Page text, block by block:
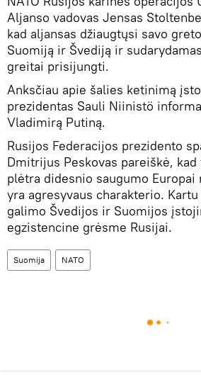
Aljanso vadovas Jensas
kad aljansas džiaugtųsi savo
Suomiją ir Švediją ir
greitai prisijungti.
Anksčiau apie šalies ketinimą
prezidentas Sauli Niinistö
Vladimirą Putiną.
Rusijos Federacijos prezidento
Dmitrijus Peskovas pareiškė,
plėtra didesnio saugumo Europai
yra agresyvaus charakterio.
galimo Švedijos ir Suomijos
egzistencine grėsme Rusijai.
Suomija NATO